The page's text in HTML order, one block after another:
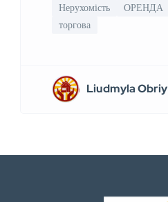
Нерухомість ОРЕНДА
торгова
Liudmyla Obriy